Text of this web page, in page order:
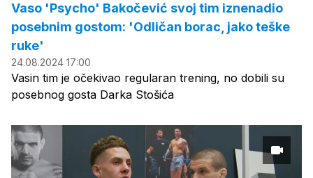
Vaso 'Psycho' Bakočević svoj tim iznenadio
posebnim gostom: 'Odličan borac, jako teške
ruke'
24.08.2024 17:00
Vasin tim je očekivao regularan trening, no dobili su
posebnog gosta Darka Stošića